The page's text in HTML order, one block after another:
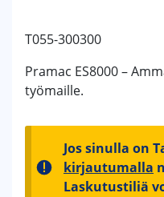
T055-300300
Pramac ES8000 –
työmaille.
Jos sinulla on
kirjautumalla
Laskutustiliä